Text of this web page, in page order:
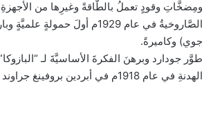
ومِضخَّاتِ وقودٍ تعملُ بالطَّاقةً وغيرِها من
الصَّاروخيةُ في عام 1929م أولَ
جوي) وكاميرةً.
طوَّر جودارد وبرهنَ الفكرةَ الأساسيَّةَ لـ
الهدنةِ في عام 1918م في أبردين بروفينغ جراوند في ماريلاند.